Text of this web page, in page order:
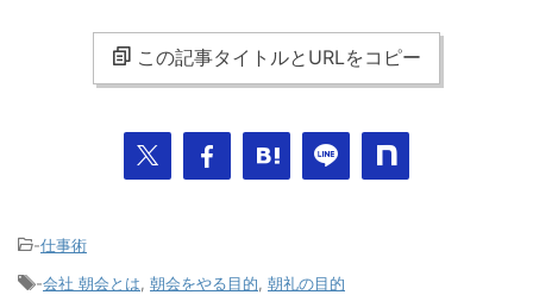
この記事タイトルとURLをコピー
-仕事術
-会社 朝会とは, 朝会をやる目的, 朝礼の目的